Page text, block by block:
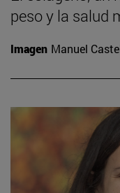
peso y la salud
Imagen Manuel